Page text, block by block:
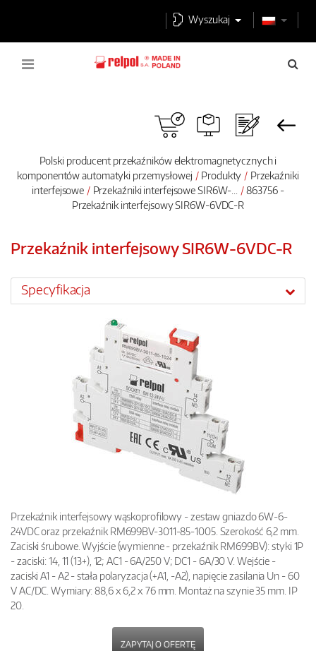
Wyszukaj
Polski producent przekaźników elektromagnetycznych i
komponentów automatyki przemysłowej
Produkty
Przekaźniki
interfejsowe
Przekaźniki interfejsowe SIR6W-...
863756 -
Przekaźnik interfejsowy SIR6W-6VDC-R
Przekaźnik interfejsowy SIR6W-6VDC-R
Specyfikacja
Przekaźnik interfejsowy wąskoprofilowy - zestaw gniazdo 6W-6-
24VDC oraz przekaźnik RM699BV-3011-85-1005. Szerokość 6,2 mm.
Zaciski śrubowe. Wyjście (wymienne - przekaźnik RM699BV): styki 1P
- zaciski: 14, 11 (13+), 12; AC1 - 6A/250 V; DC1 - 6A/30 V. Wejście -
zaciski A1 - A2 - stała polaryzacja (+A1, -A2), napięcie zasilania Un - 60
V AC/DC. Wymiary: 88,6 x 6,2 x 76 mm. Montaż na szynie 35 mm. IP
20.
ZAPYTAJ O OFERTĘ